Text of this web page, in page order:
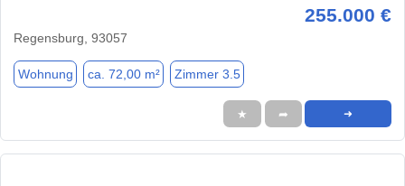
255.000 €
Regensburg, 93057
Wohnung ca. 72,00 m² Zimmer 3.5
★ ➦ ➜